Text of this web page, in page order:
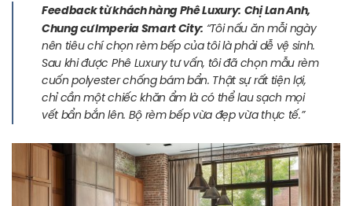
Feedback từ khách hàng Phê Luxury: Chị Lan Anh,
Chung cư Imperia Smart City: “Tôi nấu ăn mỗi ngày
nên tiêu chí chọn rèm bếp của tôi là phải dễ vệ sinh.
Sau khi được Phê Luxury tư vấn, tôi đã chọn mẫu rèm
cuốn polyester chống bám bẩn. Thật sự rất tiện lợi,
chỉ cần một chiếc khăn ẩm là có thể lau sạch mọi
vết bẩn bắn lên. Bộ rèm bếp vừa đẹp vừa thực tế.”